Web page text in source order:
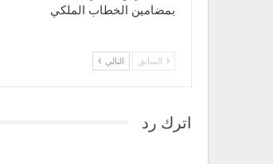
بمضامين الخطاب الملكي
السابق التالي
اترك رد